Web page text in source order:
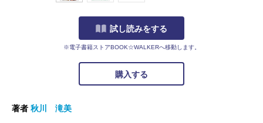
試し読みをする
※電子書籍ストアBOOK☆WALKERへ移動します。
購入する
著者 秋川 滝美